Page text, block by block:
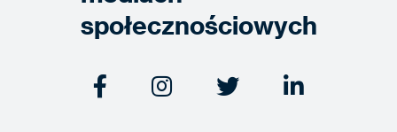
społecznościowych
   